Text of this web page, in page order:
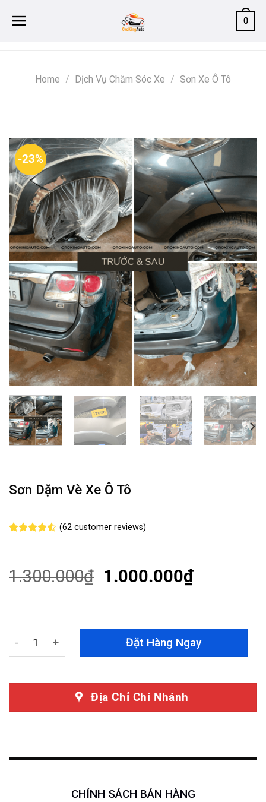
0
Home / Dịch Vụ Chăm Sóc Xe / Sơn Xe Ô Tô
-23%
Sơn Dặm Vè Xe Ô Tô
customer
ratings
(62customer reviews)
1.300.000₫ 1.000.000₫
Sơn Dặm Vè Xe Ô Tô quantityĐặt Hàng Ngay
Địa Chỉ Chi Nhánh
CHÍNH SÁCH BÁN HÀNG